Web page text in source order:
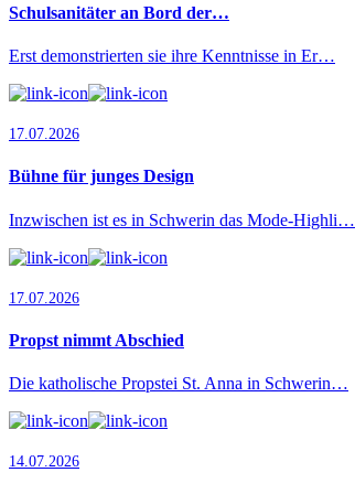
Schulsanitäter an Bord der…
Erst demonstrierten sie ihre Kenntnisse in Er…
17.07.2026
Bühne für junges Design
Inzwischen ist es in Schwerin das Mode-Highli…
17.07.2026
Propst nimmt Abschied
Die katholische Propstei St. Anna in Schwerin…
14.07.2026